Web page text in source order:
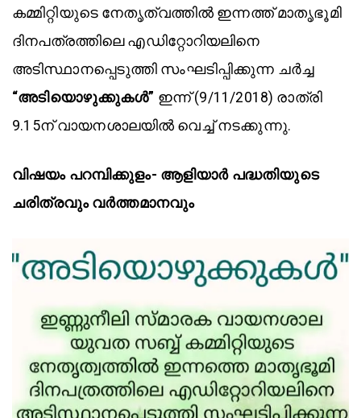
കമ്മിറ്റിയുടെ നേതൃത്വത്തിൽ ഇന്നത്ത് മാതൃഭൂമി
ദിനപത്രത്തിലെ എഡിറ്റോറിയലിനെ
അടിസ്ഥാനപ്പെടുത്തി സംഘടിപ്പിക്കുന്ന ചർച്ച
“അടിയൊഴുക്കുകൾ” ഇന്ന് (9/11/2018) രാത്രി
9.15ന് വായനശാലയിൽ വെച്ച് നടക്കുന്നു.
വിഷയം പറമ്പിക്കുളം- ആളിയാർ പദ്ധതിയുടെ
ചരിത്രവും വർത്തമാനവും